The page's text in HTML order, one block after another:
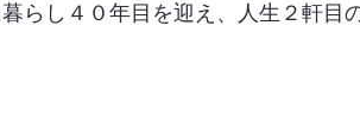
らし４０年目を迎え、人生２軒目